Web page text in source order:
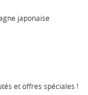
japonaise
et offres spéciales !